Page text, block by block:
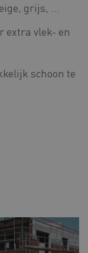
grijs, …
extra vlek- en
schoon te